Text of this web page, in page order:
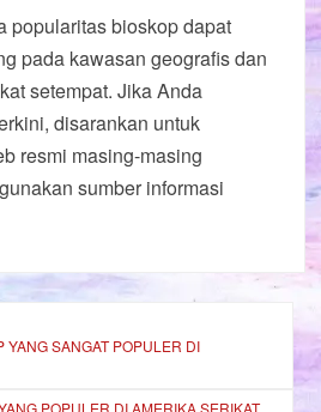
popularitas bioskop dapat
pada kawasan geografis dan
setempat. Jika Anda
disarankan untuk
resmi masing-masing
sumber informasi
YANG SANGAT POPULER DI
POPULER DI AMERIKA SERIKAT